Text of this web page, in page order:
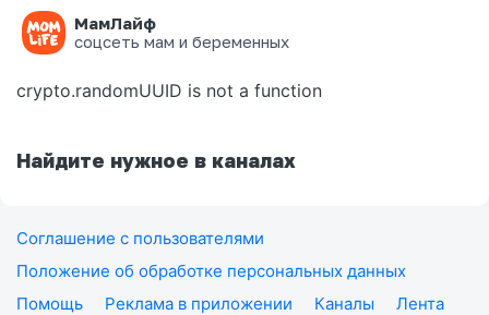
МамЛайф
соцсеть мам и беременных
Ошибка на странице
crypto.randomUUID is not a function
Найдите нужное в каналах
Соглашение с пользователями
Положение об обработке персональных данных
Помощь
Реклама в приложении Каналы
Лента